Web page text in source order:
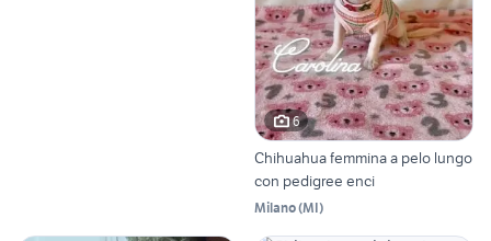
6
Chihuahua femmina a pelo lungo
con pedigree enci
Milano(MI)